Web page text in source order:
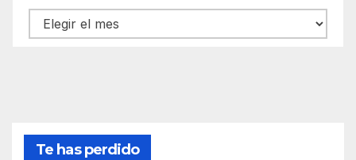
Archivos
Te has perdido